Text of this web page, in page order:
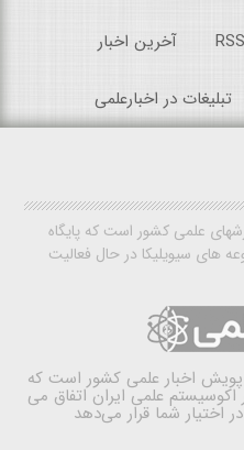
RSS آخرین اخبار
تبلیغات در اخبارعلمی
علمی کشور است که پایگاه
های سیویلیکا در حال فعالیت
اخبار علمی کشور است که
علمی ایران اتفاق می
اختیار شما قرار می‌دهد